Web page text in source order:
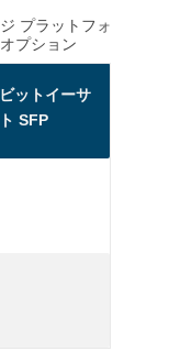
プラットフォ
プション
ットイーサ
SFP